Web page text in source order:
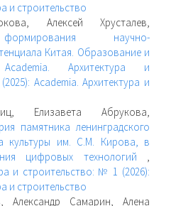
и строительство
Алексей Хрусталев,
научно-
Китая. Образование и
Academia. Архитектура и
Academia. Архитектура и
Елизавета Абрукова,
памятника ленинградского
культуры им. С.М. Кирова, в
цифровых технологий ,
и строительство: № 1 (2026):
и строительство
Александр Самарин, Алена